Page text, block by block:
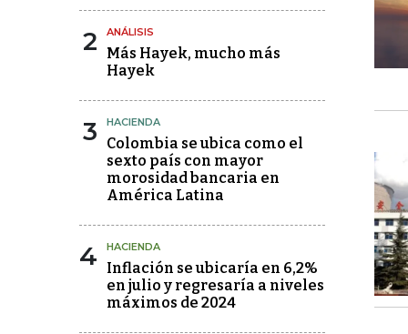
2 ANÁLISIS
Más Hayek, mucho más
Hayek
3 HACIENDA
Colombia se ubica como el
sexto país con mayor
morosidad bancaria en
América Latina
4 HACIENDA
Inflación se ubicaría en 6,2%
en julio y regresaría a niveles
máximos de 2024